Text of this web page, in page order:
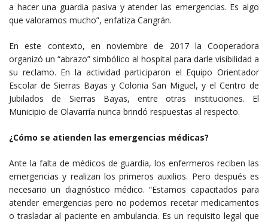
a hacer una guardia pasiva y atender las emergencias. Es algo
que valoramos mucho”, enfatiza Cangrán.
En este contexto, en noviembre de 2017 la Cooperadora
organizó un “abrazo” simbólico al hospital para darle visibilidad a
su reclamo. En la actividad participaron el Equipo Orientador
Escolar de Sierras Bayas y Colonia San Miguel, y el Centro de
Jubilados de Sierras Bayas, entre otras instituciones. El
Municipio de Olavarría nunca brindó respuestas al respecto.
¿Cómo se atienden las emergencias médicas?
Ante la falta de médicos de guardia, los enfermeros reciben las
emergencias y realizan los primeros auxilios. Pero después es
necesario un diagnóstico médico. “Estamos capacitados para
atender emergencias pero no podemos recetar medicamentos
o trasladar al paciente en ambulancia. Es un requisito legal que